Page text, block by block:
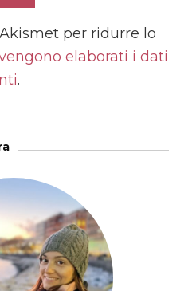
per ridurre lo
elaborati i dati
.